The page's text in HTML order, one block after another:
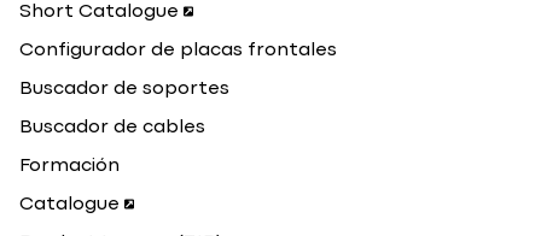
Short Catalogue
Configurador de placas frontales
Buscador de soportes
Buscador de cables
Formación
Catalogue